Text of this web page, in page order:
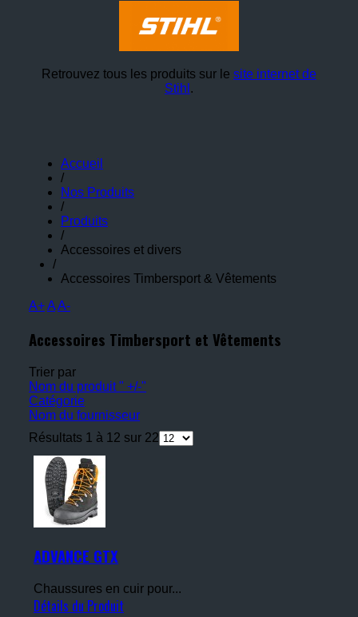
Retrouvez tous les produits sur le site internet de
Stihl .
Accueil
/
Nos Produits
/
Produits
/
Accessoires et divers
/
Accessoires Timbersport & Vêtements
A+AA-
Accessoires Timbersport et Vêtements
Trier par
Nom du produit " +/-"
Catégorie
Nom du fournisseur
Résultats 1 à 12 sur 22
ADVANCE GTX
Chaussures en cuir pour...
Détails du Produit